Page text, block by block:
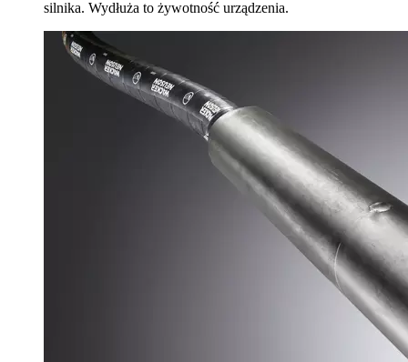
silnika. Wydłuża to żywotność urządzenia.